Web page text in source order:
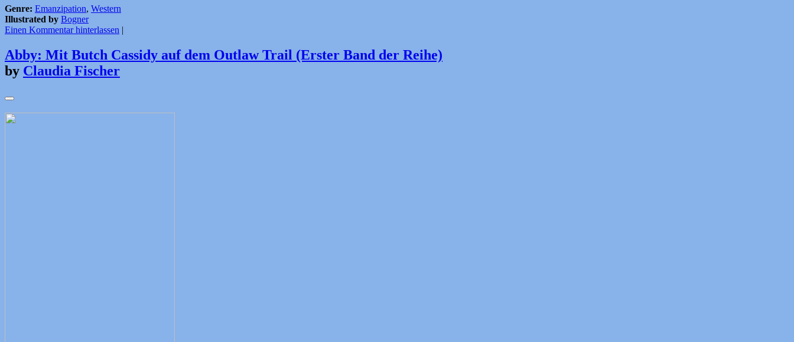
Genre: Emanzipation, Western
Illustrated by Bogner
Einen Kommentar hinterlassen |
Abby: Mit Butch Cassidy auf dem Outlaw Trail (Erster Band der Reihe)
by Claudia Fischer